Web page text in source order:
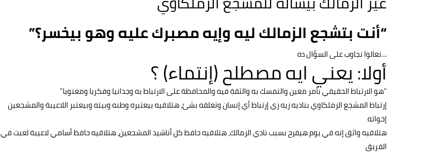
“أنت بتشجع الزمالك ليه وإيه مصبرك عليه وهو بيخسر؟”
…تعالوا نجاوب على السؤال ده
أولا: يعني ايه مصطلح (إنتماء) ؟
“هو الارتباط الحقيقي بأمر معين والتمسك به والثقة فيه والمحافظة على الارتباط به وجدانيا وفكريا ومعنويا”
إرتباط المشجع الزملكاوي بناديه زيه زي إرتباط أي إنسان وتعلقه بشئ، هتلاقيه بيعتبره وطنه وبيته وبيعتبر اللاعيبة والمشجعين
إخواته
هتلاقيه واثق إنه في يوم هيفرح بسبب نادي الزمالك، هتلاقيه حافظ كل أناشيد المشجعين، هتلاقيه حافظ أسامي لاعيبة لعبت في
الفريق